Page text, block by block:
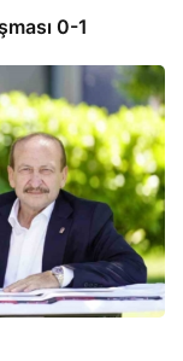
0-1